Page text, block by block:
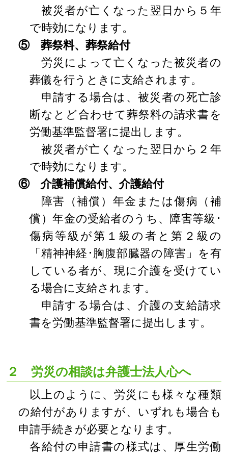
被災者が亡くなった翌日から５年
で時効になります。
⑤ 葬祭料、葬祭給付
労災によって亡くなった被災者の
葬儀を行うときに支給されます。
申請する場合は、被災者の死亡診
断なとど合わせて葬祭料の請求書を
労働基準監督署に提出します。
被災者が亡くなった翌日から２年
で時効になります。
⑥ 介護補償給付、介護給付
障害（補償）年金または傷病（補
償）年金の受給者のうち、障害等級･
傷病等級が第１級の者と第２級の
「精神神経･胸腹部臓器の障害」を有
している者が、現に介護を受けてい
る場合に支給されます。
申請する場合は、介護の支給請求
書を労働基準監督署に提出します。
２ 労災の相談は弁護士法人心へ
以上のように、労災にも様々な種類
の給付がありますが、いずれも場合も
申請手続きが必要となります。
各給付の申請書の様式は、厚生労働